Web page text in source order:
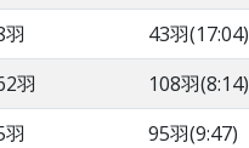
羽 43羽(17:04)
羽 108羽(8:14)
羽 95羽(9:47)